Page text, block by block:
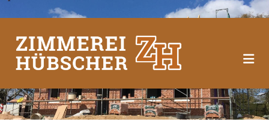
Zum Inhalt springen